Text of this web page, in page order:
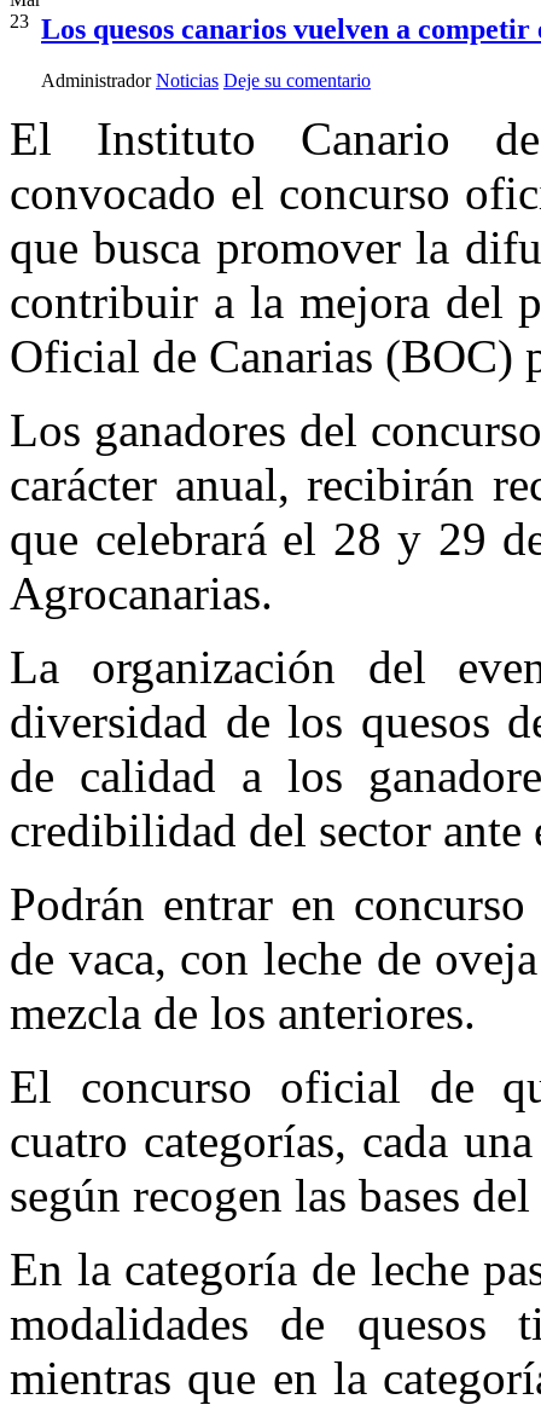
23 Los quesos canarios vuelven a
Administrador Noticias Deje su comentario
El Instituto Canario
convocado el concurso
que busca promover la
contribuir a la mejora del
Oficial de Canarias (BOC)
Los ganadores del
carácter anual, recibirán
que celebrará el 28 y 29
Agrocanarias.
La organización del
diversidad de los quesos
de calidad a los
credibilidad del sector
Podrán entrar en
de vaca, con leche de
mezcla de los anteriores.
El concurso oficial de
cuatro categorías, cada
según recogen las bases
En la categoría de leche
modalidades de quesos
mientras que en la